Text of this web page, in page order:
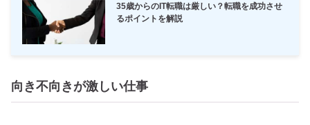
35歳からのIT転職は厳しい？転職を成功させ
るポイントを解説
向き不向きが激しい仕事